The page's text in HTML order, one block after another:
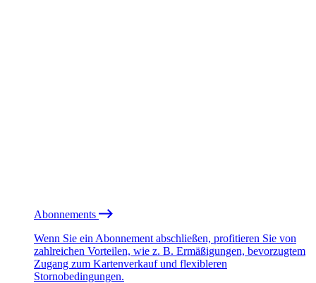
Abonnements
Wenn Sie ein Abonnement abschließen, profitieren Sie von
zahlreichen Vorteilen, wie z. B. Ermäßigungen, bevorzugtem
Zugang zum Kartenverkauf und flexibleren
Stornobedingungen.